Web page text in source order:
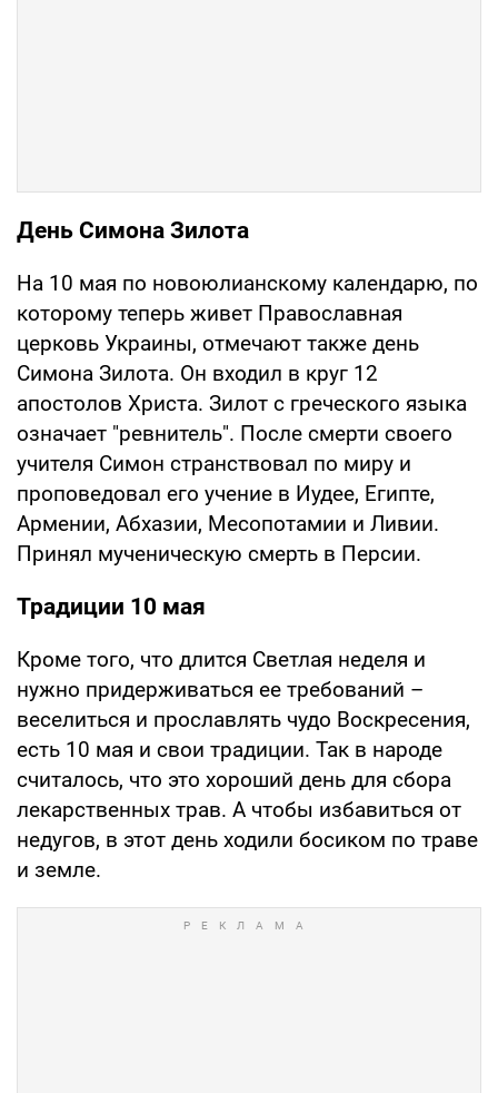
День Симона Зилота
На 10 мая по новоюлианскому календарю, по
которому теперь живет Православная
церковь Украины, отмечают также день
Симона Зилота. Он входил в круг 12
апостолов Христа. Зилот с греческого языка
означает "ревнитель". После смерти своего
учителя Симон странствовал по миру и
проповедовал его учение в Иудее, Египте,
Армении, Абхазии, Месопотамии и Ливии.
Принял мученическую смерть в Персии.
Традиции 10 мая
Кроме того, что длится Светлая неделя и
нужно придерживаться ее требований –
веселиться и прославлять чудо Воскресения,
есть 10 мая и свои традиции. Так в народе
считалось, что это хороший день для сбора
лекарственных трав. А чтобы избавиться от
недугов, в этот день ходили босиком по траве
и земле.